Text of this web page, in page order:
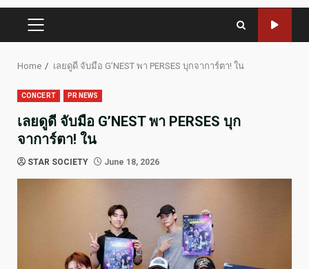
PRIMARY
Home เลยดูดี จับมือ G’NEST พา PERSES บุกจาการ์ตา! ใน
CONCERT PR NEWS
เลยดูดี จับมือ G’NEST พา PERSES บุก
จาการ์ตา! ใน
STAR SOCIETY June 18, 2026